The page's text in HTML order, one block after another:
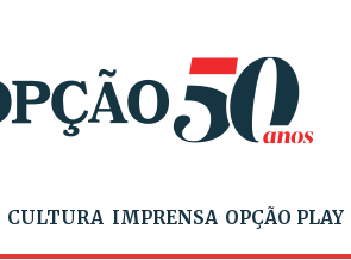
CULTURA IMPRENSA OPÇÃO PLAY